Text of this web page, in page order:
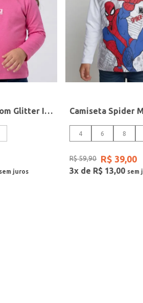
Blusa Cotton Com Glitter Infantil Para Menina- PINK
4 6 8
R$59,90 R$ 39,00
3x de R$ 13,00